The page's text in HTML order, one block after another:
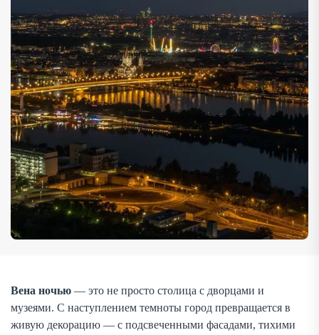
прогулки, этот путеводитель поможет открыть другой
облик города — уютный, светящийся […]
Вена ночью — это не просто столица с дворцами и
музеями. С наступлением темноты город превращается в
живую декорацию — с подсвеченными фасадами, тихими